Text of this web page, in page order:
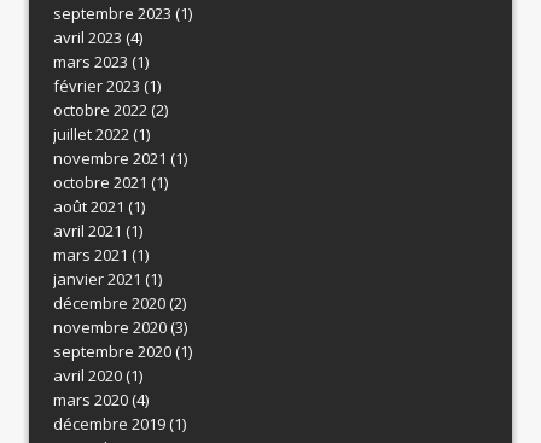
septembre 2023 (1)
avril 2023 (4)
mars 2023 (1)
février 2023 (1)
octobre 2022(2)
juillet 2022(1)
novembre 2021 (1)
octobre 2021 (1)
août 2021 (1)
avril 2021 (1)
mars 2021 (1)
janvier 2021 (1)
décembre 2020(2)
novembre 2020(3)
septembre 2020(1)
avril 2020(1)
mars 2020(4)
décembre 2019(1)